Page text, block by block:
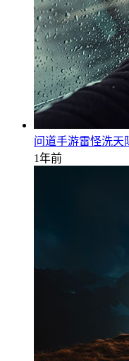
问道手游雷怪洗天
1年前